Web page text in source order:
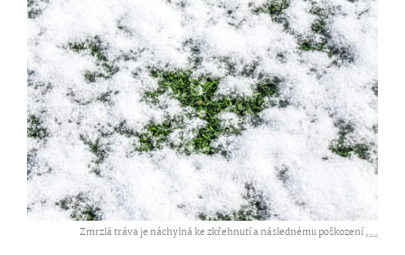
Zmrzlá tráva je náchylná ke zkřehnutí a následnému poškození ,...